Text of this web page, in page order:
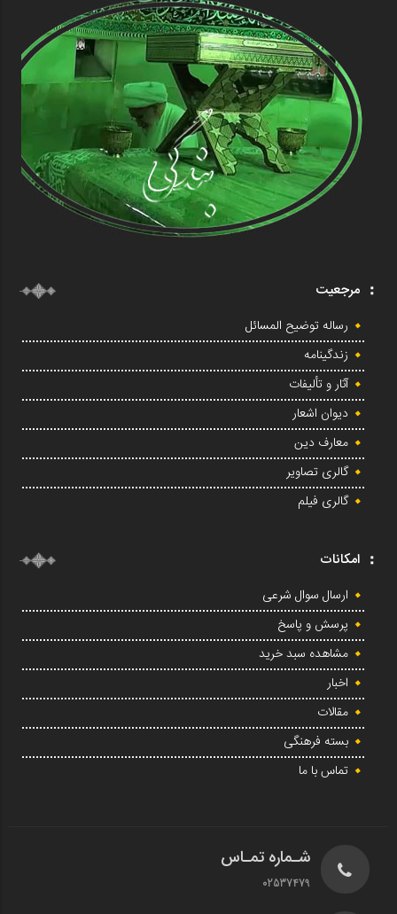
مرجعیت
رساله توضیح المسائل
زندگینامه
آثار و تألیفات
دیوان اشعار
معارف دین
گالری تصاویر
گالری فیلم
امکانات
ارسال سوال شرعی
پرسش و پاسخ
مشاهده سبد خرید
اخبار
مقالات
بسته فرهنگی
تماس با ما
شـماره تمـاس
02537479